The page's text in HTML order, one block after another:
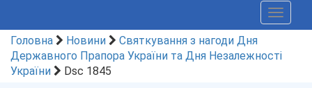
Toggle
Головна
Новини
Святкування з нагоди Дня
Державного Прапора України та Дня Незалежності
України
Dsc 1845